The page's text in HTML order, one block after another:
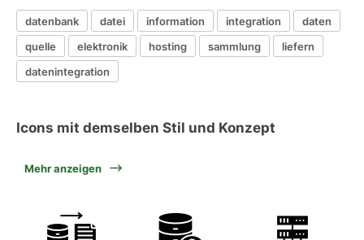
datenbank datei information integration
daten
quelle
elektronik hosting sammlung
liefern
datenintegration
Icons mit demselben Stil und Konzept
Mehr anzeigen